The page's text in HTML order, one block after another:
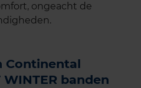
ongeacht de
Continental
WINTER banden